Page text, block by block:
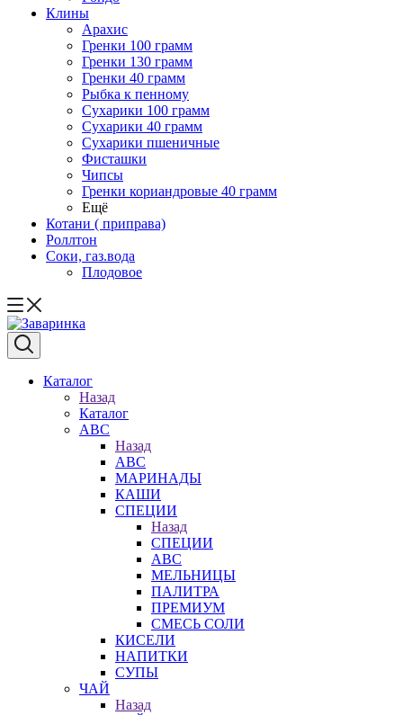
Клины
Арахис
Гренки 100 грамм
Гренки 130 грамм
Гренки 40 грамм
Рыбка к пенному
Сухарики 100 грамм
Сухарики 40 грамм
Сухарики пшеничные
Фисташки
Чипсы
Гренки кориандровые 40 грамм
Ещё
Котани ( приправа)
Роллтон
Соки, газ.вода
Плодовое
Каталог
Назад
Каталог
АВС
Назад
АВС
МАРИНАДЫ
КАШИ
СПЕЦИИ
Назад
СПЕЦИИ
АВС
МЕЛЬНИЦЫ
ПАЛИТРА
ПРЕМИУМ
СМЕСЬ СОЛИ
КИСЕЛИ
НАПИТКИ
СУПЫ
ЧАЙ
Назад